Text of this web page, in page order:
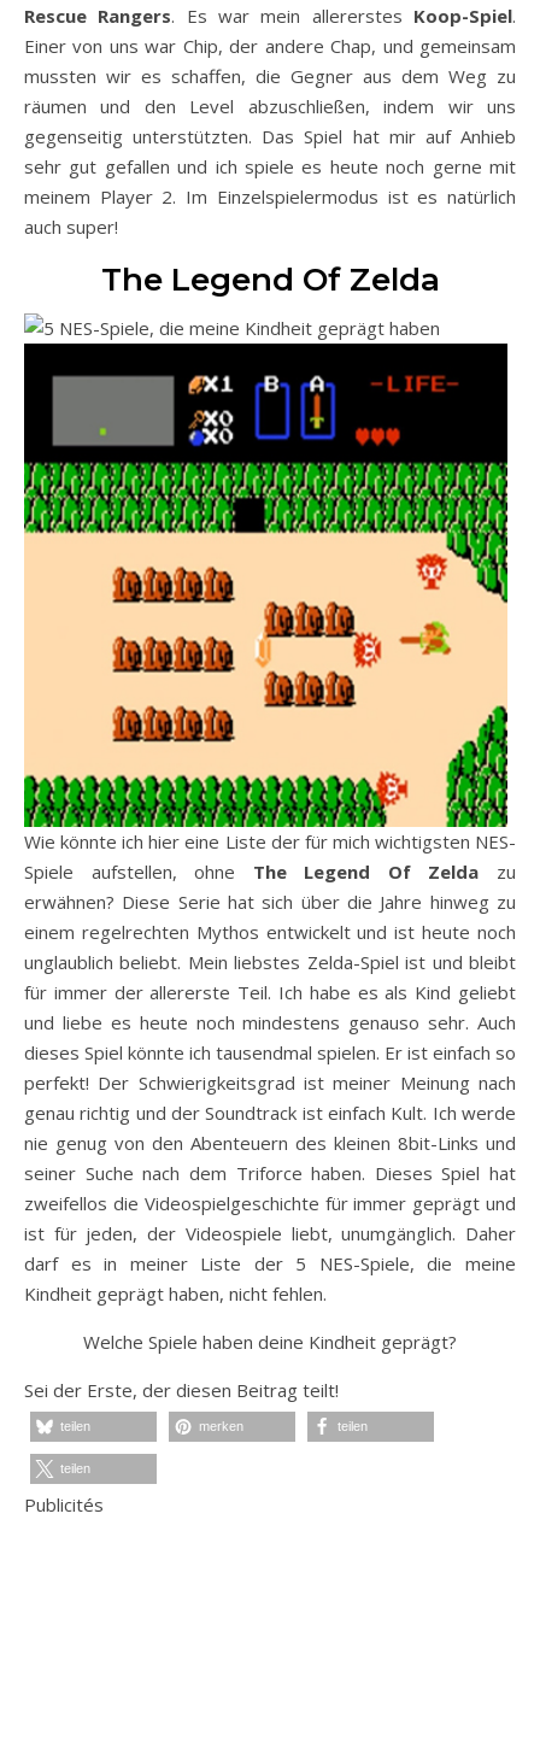
Rescue Rangers. Es war mein allererstes Koop-Spiel.
Einer von uns war Chip, der andere Chap, und gemeinsam
mussten wir es schaffen, die Gegner aus dem Weg zu
räumen und den Level abzuschließen, indem wir uns
gegenseitig unterstützten. Das Spiel hat mir auf Anhieb
sehr gut gefallen und ich spiele es heute noch gerne mit
meinem Player 2. Im Einzelspielermodus ist es natürlich
auch super!
The Legend Of Zelda
Wie könnte ich hier eine Liste der für mich wichtigsten NES-
Spiele aufstellen, ohne The Legend Of Zelda zu
erwähnen? Diese Serie hat sich über die Jahre hinweg zu
einem regelrechten Mythos entwickelt und ist heute noch
unglaublich beliebt. Mein liebstes Zelda-Spiel ist und bleibt
für immer der allererste Teil. Ich habe es als Kind geliebt
und liebe es heute noch mindestens genauso sehr. Auch
dieses Spiel könnte ich tausendmal spielen. Er ist einfach so
perfekt! Der Schwierigkeitsgrad ist meiner Meinung nach
genau richtig und der Soundtrack ist einfach Kult. Ich werde
nie genug von den Abenteuern des kleinen 8bit-Links und
seiner Suche nach dem Triforce haben. Dieses Spiel hat
zweifellos die Videospielgeschichte für immer geprägt und
ist für jeden, der Videospiele liebt, unumgänglich. Daher
darf es in meiner Liste der 5 NES-Spiele, die meine
Kindheit geprägt haben, nicht fehlen.
Welche Spiele haben deine Kindheit geprägt?
Sei der Erste, der diesen Beitrag teilt!
teilen merken teilen
teilen
Publicités